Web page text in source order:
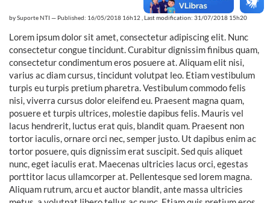
bySuporte NTI — Published: 16/05/2018 16h12 Last modification: 31/07/2018 15h20
Lorem ipsum dolor sit amet, consectetur adipiscing elit. Nunc
consectetur congue tincidunt. Curabitur dignissim finibus quam,
consectetur condimentum eros posuere at. Aliquam elit nisi,
varius ac diam cursus, tincidunt volutpat leo. Etiam vestibulum
turpis eu turpis pretium pharetra. Vestibulum commodo felis
nisi, viverra cursus dolor eleifend eu. Praesent magna quam,
posuere et turpis ultrices, molestie dapibus felis. Mauris vel
lacus hendrerit, luctus erat quis, blandit quam. Praesent non
tortor iaculis, ornare orci nec, semper justo. Ut dapibus enim ac
tortor posuere, quis dignissim erat suscipit. Sed quis aliquet
nunc, eget iaculis erat. Maecenas ultricies lacus orci, egestas
porttitor lacus ullamcorper at. Pellentesque sed lorem magna.
Aliquam rutrum, arcu et auctor blandit, ante massa ultricies